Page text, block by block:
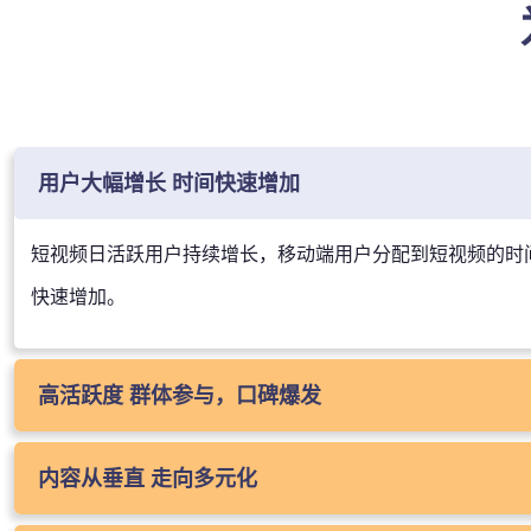
用户大幅增长 时间快速增加
短视频日活跃用户持续增长，移动端用户分配到短视频的时
快速增加。
高活跃度 群体参与，口碑爆发
短视频日均启动次数最高达8次，兴趣相投的用户形成了紧密
联，用户黏性、活跃度、互动参与度均高于其他视频形态
内容从垂直 走向多元化